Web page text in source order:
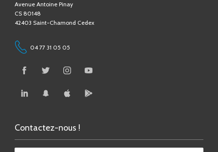
Avenue Antoine Pinay
CS 80148
42403 Saint-Chamond Cedex
04 77 31 05 05
Contactez-nous !